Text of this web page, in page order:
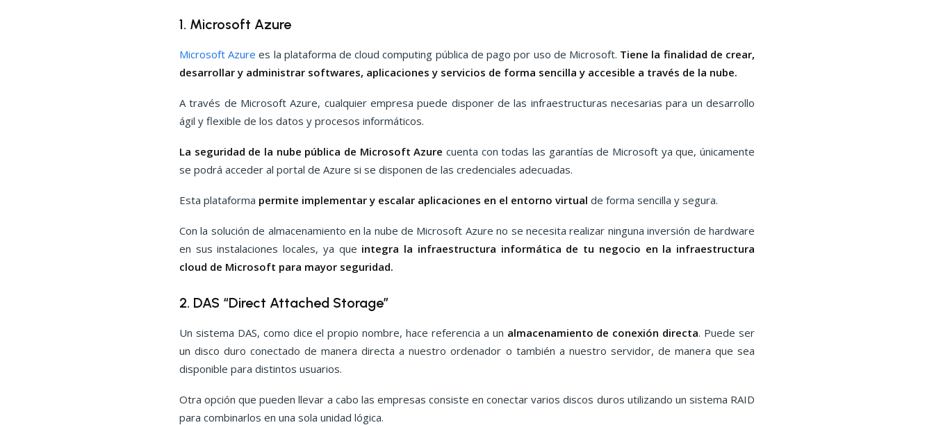
1. Microsoft Azure
Microsoft Azure es la plataforma de cloud computing pública de pago por uso de Microsoft. Tiene la finalidad de crear,
desarrollar y administrar softwares, aplicaciones y servicios de forma sencilla y accesible a través de la nube.
A través de Microsoft Azure, cualquier empresa puede disponer de las infraestructuras necesarias para un desarrollo
ágil y flexible de los datos y procesos informáticos.
La seguridad de la nube pública de Microsoft Azure cuenta con todas las garantías de Microsoft ya que, únicamente
se podrá acceder al portal de Azure si se disponen de las credenciales adecuadas.
Esta plataforma permite implementar y escalar aplicaciones en el entorno virtual de forma sencilla y segura.
Con la solución de almacenamiento en la nube de Microsoft Azure no se necesita realizar ninguna inversión de hardware
en sus instalaciones locales, ya que integra la infraestructura informática de tu negocio en la infraestructura
cloud de Microsoft para mayor seguridad.
2. DAS “Direct Attached Storage”
Un sistema DAS, como dice el propio nombre, hace referencia a un almacenamiento de conexión directa. Puede ser
un disco duro conectado de manera directa a nuestro ordenador o también a nuestro servidor, de manera que sea
disponible para distintos usuarios.
Otra opción que pueden llevar a cabo las empresas consiste en conectar varios discos duros utilizando un sistema RAID
para combinarlos en una sola unidad lógica.